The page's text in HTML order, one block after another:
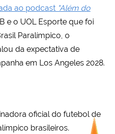
ao podcast "Além do
e o UOL Esporte que foi
Paralímpico, o
da expectativa de
em Los Angeles 2028.
oficial do futebol de
brasileiros.